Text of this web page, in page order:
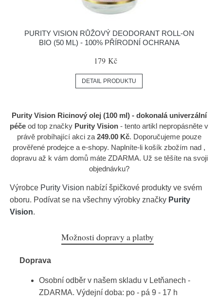
PURITY VISION RŮŽOVÝ DEODORANT ROLL-ON
BIO (50 ML) - 100% PŘÍRODNÍ OCHRANA
179 Kč
DETAIL PRODUKTU
Purity Vision Ricinový olej (100 ml) - dokonalá univerzální
péče od top značky Purity Vision - tento artikl nepropásněte v
právě probíhající akci za 249.00 Kč. Doporučujeme pouze
prověřené prodejce a e-shopy. Naplníte-li košík zbožím nad ,
dopravu až k vám domů máte ZDARMA. Už se těšíte na svoji
objednávku?
Výrobce Purity Vision nabízí špičkové produkty ve svém
oboru. Podívat se na všechny výrobky značky Purity
Vision.
Možnosti dopravy a platby
Doprava
Osobní odběr v našem skladu v Letňanech -
ZDARMA. Výdejní doba: po - pá 9 - 17 h